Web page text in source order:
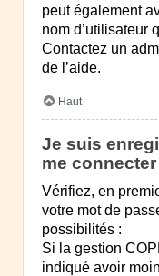
peut également
nom d’utilisateur
Contactez un
de l’aide.
Haut
Je suis
me connecter
Vérifiez, en
votre mot de
possibilités :
Si la gestion
indiqué avoir